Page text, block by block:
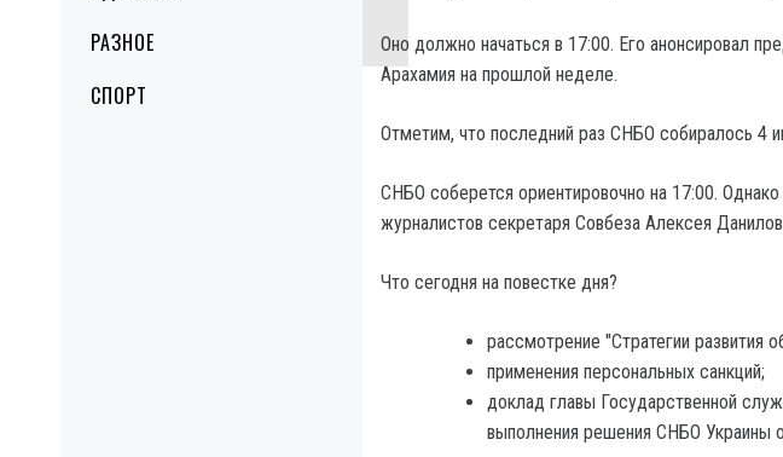
РАЗНОЕ
СПОРТ
Оно должно начаться в 17:00. Его анонсировал
Арахамия на прошлой неделе.
Отметим, что последний раз СНБО собиралось 4
СНБО соберется ориентировочно на 17:00.
журналистов секретаря Совбеза Алексея
Что сегодня на повестке дня?
рассмотрение "Стратегии развития
применения персональных санкций;
доклад главы Государственной
выполнения решения СНБО Украины